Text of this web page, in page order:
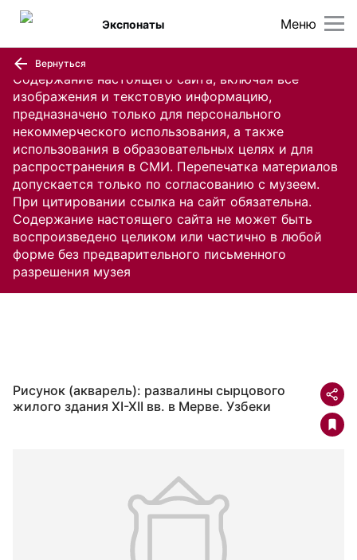
Содержание настоящего сайта, включая все
изображения и текстовую информацию,
предназначено только для персонального
некоммерческого использования, а также
использования в образовательных целях и для
распространения в СМИ. Перепечатка материалов
допускается только по согласованию с музеем.
При цитировании ссылка на сайт обязательна.
Содержание настоящего сайта не может быть
воспроизведено целиком или частично в любой
форме без предварительного письменного
разрешения музея
Меню
Экспонаты
Вернуться
Рисунок (акварель): развалины сырцового
жилого здания XI-XII вв. в Мерве. Узбеки